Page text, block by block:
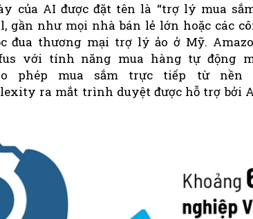
của AI được đặt tên là “trợ lý mua sắm
gần như mọi nhà bán lẻ lớn hoặc các
đua thương mại trợ lý ảo ở Mỹ.
với tính năng mua hàng tự động
phép mua sắm trực tiếp từ
ra mắt trình duyệt được hỗ trợ bởi